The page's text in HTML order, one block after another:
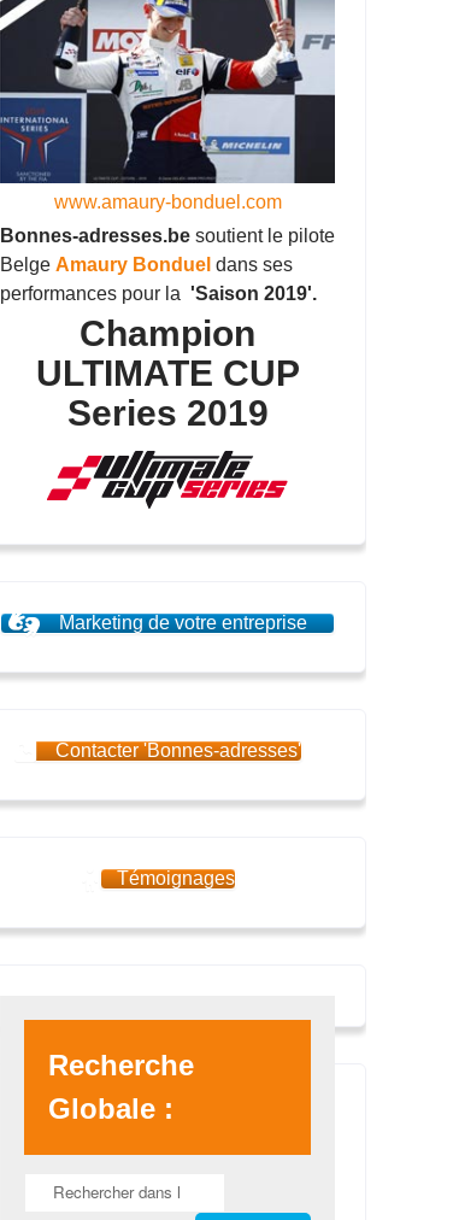
www.amaury-bonduel.com
Bonnes-adresses.be soutient le pilote
Belge Amaury Bonduel dans ses
performances pour la 'Saison 2019'.
Champion
ULTIMATE CUP
Series 2019
Marketing de votre entreprise
Contacter 'Bonnes-adresses'
Témoignages
Recherche
Globale :